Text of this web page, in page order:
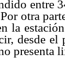
entre
otra
la
desde
presenta